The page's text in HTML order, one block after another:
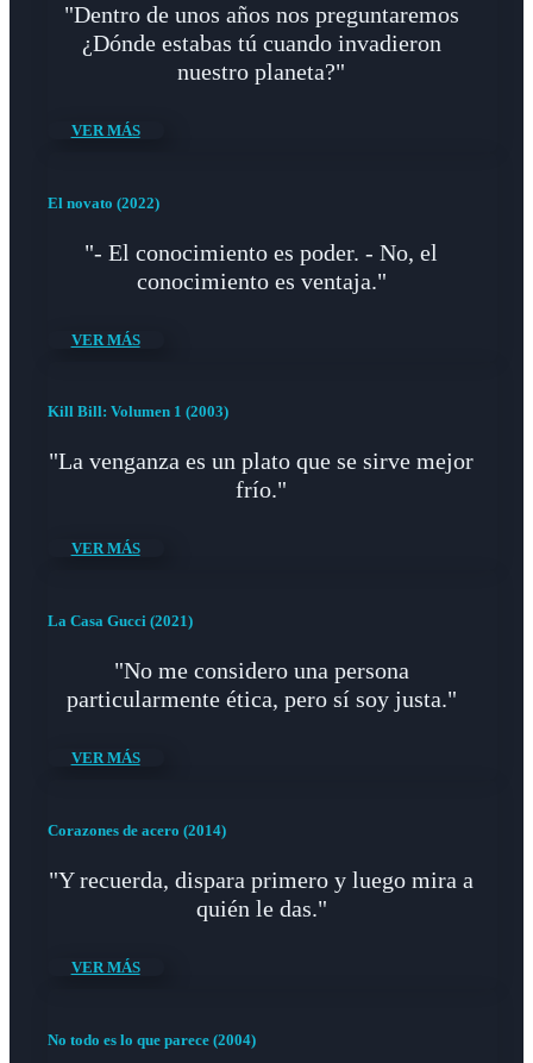
"Dentro de unos años nos preguntaremos
¿Dónde estabas tú cuando invadieron
nuestro planeta?"
VER MÁS
El novato (2022)
"- El conocimiento es poder. - No, el
conocimiento es ventaja."
VER MÁS
Kill Bill: Volumen 1 (2003)
"La venganza es un plato que se sirve mejor
frío."
VER MÁS
La Casa Gucci (2021)
"No me considero una persona
particularmente ética, pero sí soy justa."
VER MÁS
Corazones de acero (2014)
"Y recuerda, dispara primero y luego mira a
quién le das."
VER MÁS
No todo es lo que parece (2004)